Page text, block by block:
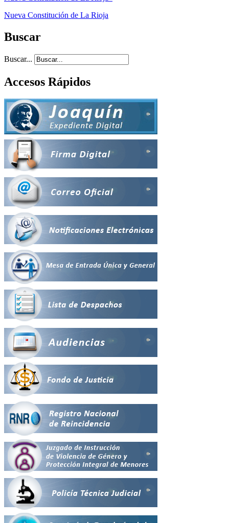
Nueva Constitución de La Rioja
Buscar
Buscar...
Accesos Rápidos